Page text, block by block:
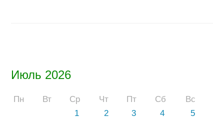
Июль 2026
Пн Вт Ср Чт Пт Сб
Вс
1
2 3 4
5